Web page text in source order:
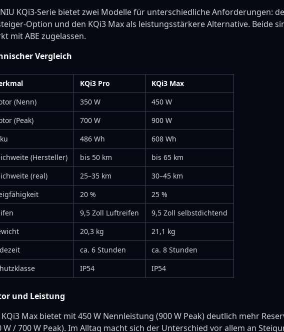
KQi3-Serie bietet zwei Modelle für unterschiedliche Anforderungen:
Option und den KQi3 Max als leistungsstärkere Alternative. Beide
mit ABE zugelassen.
Vergleich
KQi3 Pro
KQi3 Max
(Nenn)
350 W
450 W
(Peak)
700 W
900 W
486 Wh
608 Wh
(Hersteller)
bis 50 km
bis 65 km
(real)
25–35 km
30–45 km
20 %
25 %
9,5 Zoll Luftreifen
9,5 Zoll selbstdichtend
20,3 kg
21,1 kg
ca. 6 Stunden
ca. 8 Stunden
IP54 IP54
und Leistung
Max bietet mit 450 W Nennleistung (900 W Peak) deutlich mehr
W / 700 W Peak). Im Alltag macht sich der Unterschied vor allem an